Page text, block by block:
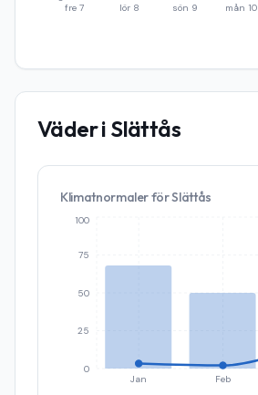
fre 7 lör 8 sön 9 mån 10
Väder i Slättås
Klimatnormaler förSlättås
Jan Feb
0
25
50
75
100